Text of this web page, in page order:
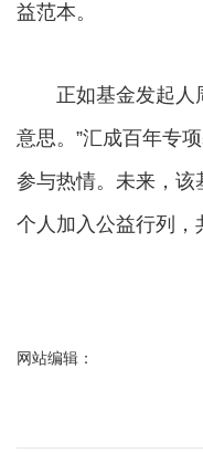
益范本。
正如基金发起人周
意思。”汇成百年专
参与热情。未来，
个人加入公益行列
网站编辑：